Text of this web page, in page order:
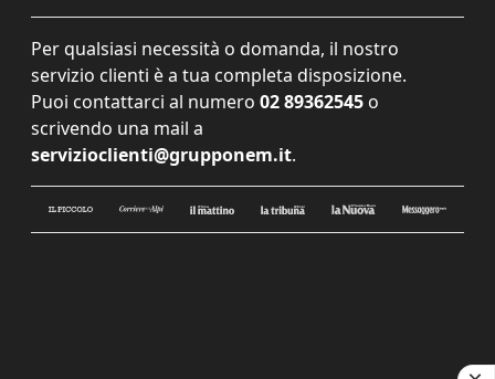
Per qualsiasi necessità o domanda, il nostro
servizio clienti è a tua completa disposizione.
Puoi contattarci al numero 02 89362545 o
scrivendo una mail a
servizioclienti@grupponem.it.